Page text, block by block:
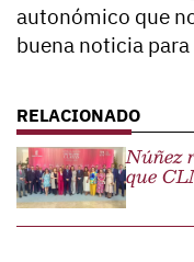
autonómico que
buena noticia
Núñez
que